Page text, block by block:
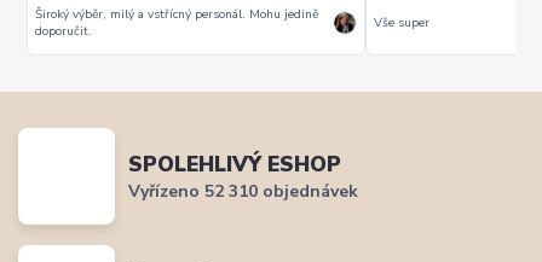
Široký výběr, milý a vstřícný personál. Mohu jedině
doporučit.
Vše super
SPOLEHLIVÝ ESHOP
Vyřízeno 52 310 objednávek